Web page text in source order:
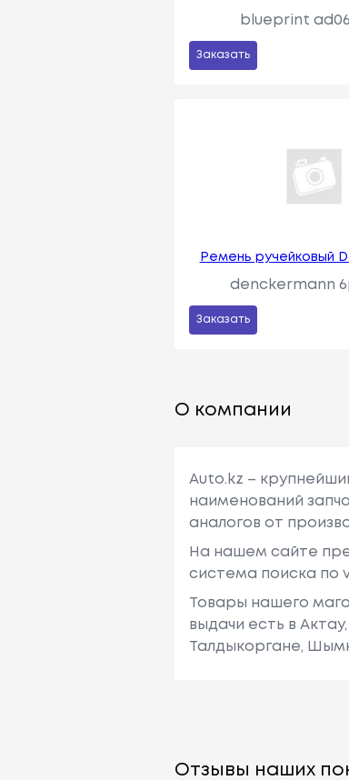
blueprint
Заказать
Ремень ручейковый
denckermann
Заказать
О компании
Auto.kz –
наименований
аналогов от
На нашем сайте
система поиска по
Товары нашего
выдачи есть в
Талдыкоргане,
Отзывы наших